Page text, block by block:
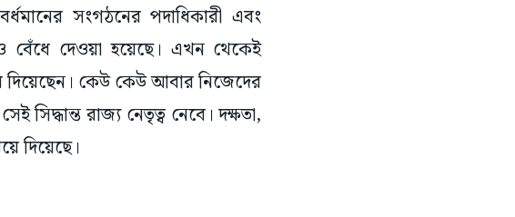
সংগঠনের পদাধিকারী এবং
বেঁধে দেওয়া হয়েছে। এখন থেকেই
দিয়েছেন। কেউ কেউ আবার নিজেদের
সিদ্ধান্ত রাজ্য নেতৃত্ব নেবে। দক্ষতা,
দিয়েছে।